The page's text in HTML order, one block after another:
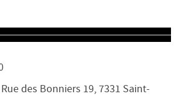
des Bonniers 19, 7331 Saint-